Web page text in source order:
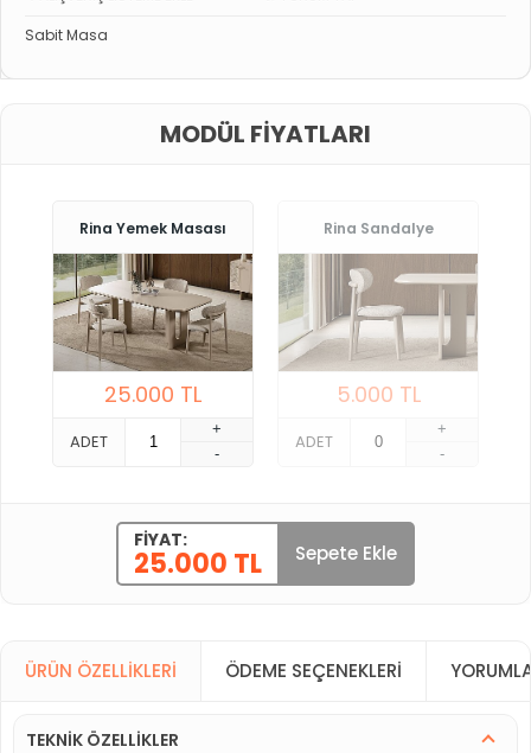
Sabit Masa
MODÜL FIYATLARI
Rina Yemek Masası
25.000 TL
ADET
+
-
Rina Sandalye
5.000 TL
ADET
+
-
FIYAT:
25.000 TL Sepete Ekle
ÜRÜN ÖZELLIKLERI ÖDEME SEÇENEKLERI
TEKNİK ÖZELLİKLER